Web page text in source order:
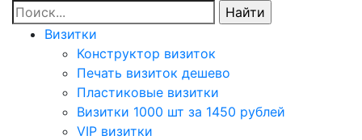
Визитки
Конструктор визиток
Печать визиток дешево
Пластиковые визитки
Визитки 1000 шт за 1450 рублей
VIP визитки